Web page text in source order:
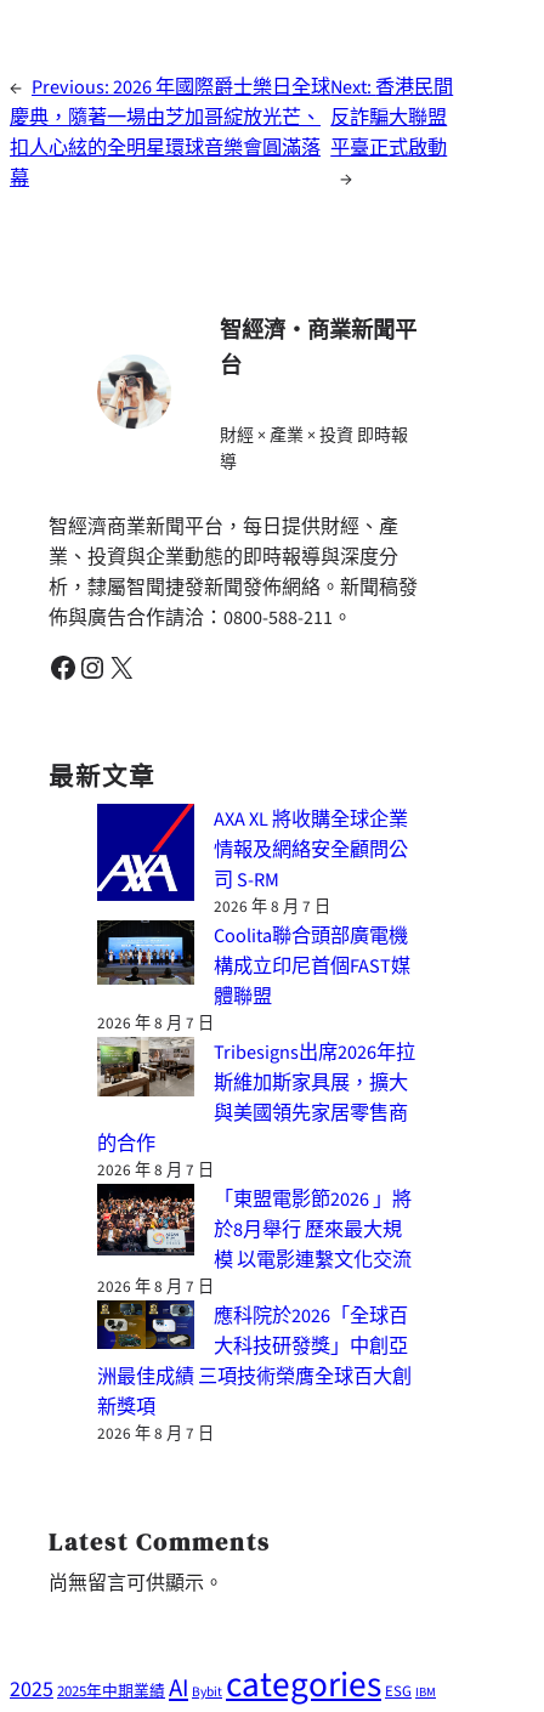
← Previous:2026 年國際爵士樂日全球
慶典，隨著一場由芝加哥綻放光芒、
扣人心絃的全明星環球音樂會圓滿落
幕
Next:香港民間
反詐騙大聯盟
平臺正式啟動
→
智經濟・商業新聞平
台
財經 × 產業 × 投資 即時報
導
智經濟商業新聞平台，每日提供財經、產
業、投資與企業動態的即時報導與深度分
析，隸屬智聞捷發新聞發佈網絡。新聞稿發
佈與廣告合作請洽：0800-588-211。
Facebook Instagram X
最新文章
AXA XL 將收購全球企業
情報及網絡安全顧問公
司 S-RM
2026 年 8 月 7 日
Coolita聯合頭部廣電機
構成立印尼首個FAST媒
體聯盟
2026 年 8 月 7 日
Tribesigns出席2026年拉
斯維加斯家具展，擴大
與美國領先家居零售商
的合作
2026 年 8 月 7 日
「東盟電影節2026 」將
於8月舉行 歷來最大規
模 以電影連繫文化交流
2026 年 8 月 7 日
應科院於2026「全球百
大科技研發獎」中創亞
洲最佳成績 三項技術榮膺全球百大創
新獎項
2026 年 8 月 7 日
Latest Comments
尚無留言可供顯示。
2025 2025年中期業績AI Bybitcategories ESG IBM